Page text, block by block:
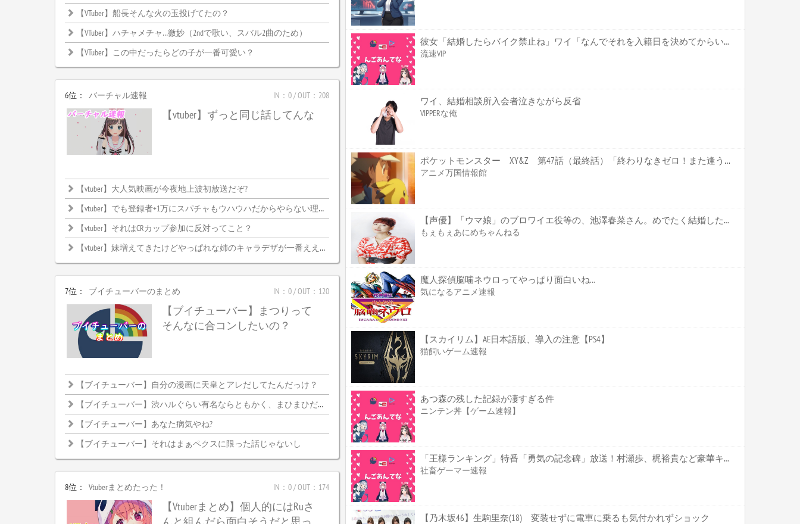
【VTuber】船長そんな火の玉投げてたの？
【VTuber】ハチャメチャ…微妙（2ndで歌い、スバル2曲のため）
【VTuber】この中だったらどの子が一番可愛い？
6位： バーチャル速報 IN：0 / OUT：208
【vtuber】ずっと同じ話してんな
【vtuber】大人気映画が今夜地上波初放送だぞ?
【vtuber】でも登録者+1万にスパチャもウハウハだからやらない理由がないんだわ・・・
【vtuber】それはCRカップ参加に反対ってこと？
【vtuber】妹増えてきたけどやっぱれな姉のキャラデザが一番ええな
7位： ブイチューバーのまとめ IN：0 / OUT：120
【ブイチューバー】まつりって
そんなに合コンしたいの？
【ブイチューバー】自分の漫画に天皇とアレだしてたんだっけ？
【ブイチューバー】渋ハルぐらい有名ならともかく、まひまひだと釈迦側のコメ欄が誰？
【ブイチューバー】あなた病気やね?
【ブイチューバー】それはまぁペクスに限った話じゃないし
8位： Vtuberまとめたった！ IN：0 / OUT：174
【Vtuberまとめ】個人的にはRuさ
彼女「結婚したらバイク禁止ね」ワイ「なんでそれを入籍日を決めてからいうの？」
流速VIP
ワイ、結婚相談所入会者泣きながら反省
VIPPERな俺
ポケットモンスター XY&Z 第47話（最終話）「終わりなきゼロ！また逢う日まで！！」 感想【キャプ画像あり】
アニメ万国情報館
【声優】「ウマ娘」のブロワイエ役等の、池澤春菜さん。めでたく結婚したのだが、ざーさんと間違われるって…【ざーさん、結婚してたやろ？？】
もぇもぇあにめちゃんねる
魔人探偵脳噛ネウロってやっぱり面白いね...
気になるアニメ速報
【スカイリム】AE日本語版、導入の注意【PS4】
猫飼いゲーム速報
あつ森の残した記録が凄すぎる件
ニンテン丼【ゲーム速報】
「王様ランキング」特番「勇気の記念碑」放送！村瀬歩、梶裕貴など豪華キャスト出演！
社畜ゲーマー速報
【乃木坂46】生駒里奈(18) 変装せずに電車に乗るも気付かれずショック